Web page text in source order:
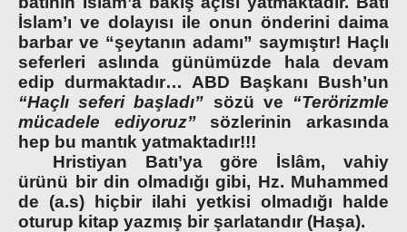
İslam’ı ve dolayısı ile onun önderini daima
barbar ve “şeytanın adamı” saymıştır! Haçlı
seferleri aslında günümüzde hala devam
edip durmaktadır… ABD Başkanı Bush’un
“Haçlı seferi başladı” sözü ve “Terörizmle
mücadele ediyoruz”sözlerinin arkasında
hep bu mantık yatmaktadır!!!
Hristiyan Batı’ya göre İslâm, vahiy
ürünü bir din olmadığı gibi, Hz. Muhammed
de (a.s) hiçbir ilahi yetkisi olmadığı halde
oturup kitap yazmış bir şarlatandır (Haşa).